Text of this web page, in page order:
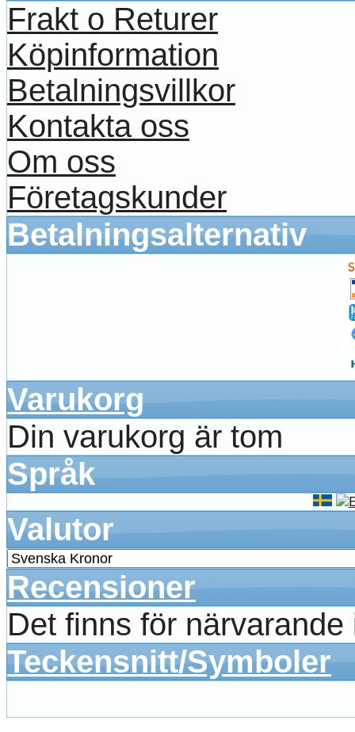
Frakt o Returer
Köpinformation
Betalningsvillkor
Kontakta oss
Om oss
Företagskunder
Betalningsalternativ
Varukorg
Din varukorg är tom
Språk
Valutor
Recensioner
Det finns för
Teckensnitt/Symboler